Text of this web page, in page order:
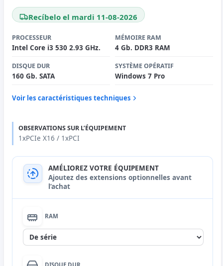
Recíbelo el mardi 11-08-2026
PROCESSEUR
Intel Core i3 530 2.93 GHz.
MÉMOIRE RAM
4 Gb. DDR3 RAM
DISQUE DUR
160 Gb. SATA
SYSTÈME OPÉRATIF
Windows 7 Pro
Voir les caractéristiques techniques
OBSERVATIONS SUR L’ÉQUIPEMENT
1xPCIe X16 / 1xPCI
AMÉLIOREZ VOTRE ÉQUIPEMENT
Ajoutez des extensions optionnelles avant
l’achat
Aucun
RAM